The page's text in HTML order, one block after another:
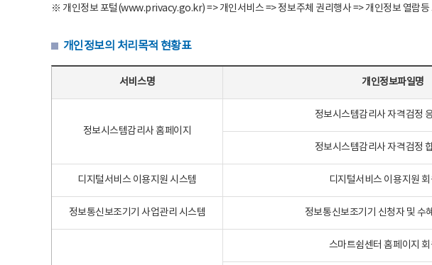
※ 개인정보 포털(www.privacy.go.kr) => 개인서비스 => 정보주체 권리행사 => 개인정보 열람
개인정보의 처리목적 현황표
서비스명 개인정보파일명
정보시스템감리사 홈페이지
정보시스템감리사 자격검정
정보시스템감리사 자격검정
디지털서비스 이용지원 시스템 디지털서비스 이용지원
정보통신보조기기 사업관리 시스템 정보통신보조기기 신청자 및 수
스마트쉼센터 홈페이지